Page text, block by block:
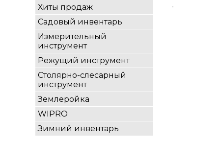
Хиты продаж
Садовый инвентарь
Измерительный
инструмент
Режущий инструмент
Столярно-слесарный
инструмент
Землеройка
WIPRO
Зимний инвентарь